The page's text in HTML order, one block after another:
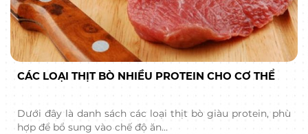
CÁC LOẠI THỊT BÒ NHIỀU PROTEIN CHO CƠ THỂ
Dưới đây là danh sách các loại thịt bò giàu protein, phù
hợp để bổ sung vào chế độ ăn…